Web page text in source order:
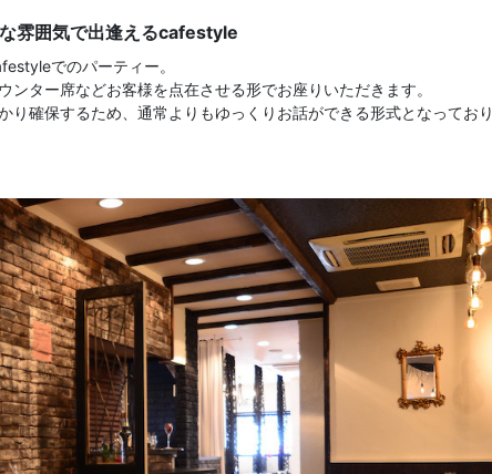
雰囲気で出逢えるcafestyle
でのパーティー。
ター席などお客様を点在させる形でお座りいただきます。
り確保するため、通常よりもゆっくりお話ができる形式となっており